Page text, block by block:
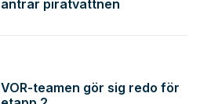
äntrar piratvattnen
VOR-teamen gör sig redo för